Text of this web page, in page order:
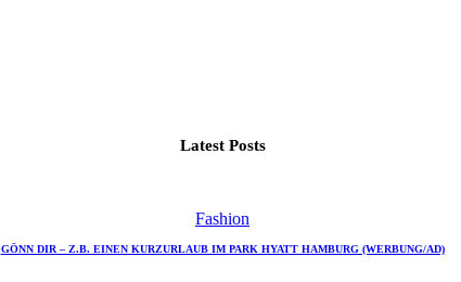
Latest Posts
Fashion
GÖNN DIR – Z.B. EINEN KURZURLAUB IM PARK HYATT HAMBURG (WERBUNG/AD)